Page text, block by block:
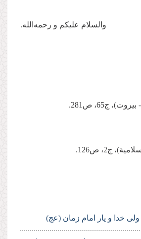
والسلام علیکم و رحمه‌الله.
ج‏65، ص281.
ج‏2، ص126.
خدا و یار امام زمان (عج)